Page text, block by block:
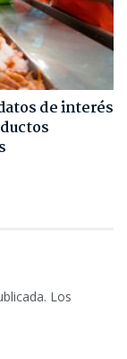
de interés
Los